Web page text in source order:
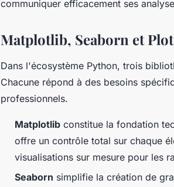
communiquer efficacement ses
Matplotlib, Seaborn et
Dans l'écosystème Python, trois
Chacune répond à des besoins
professionnels.
Matplotlib constitue la fondation
offre un contrôle total sur chaque
visualisations sur mesure pour les
Seaborn simplifie la création de